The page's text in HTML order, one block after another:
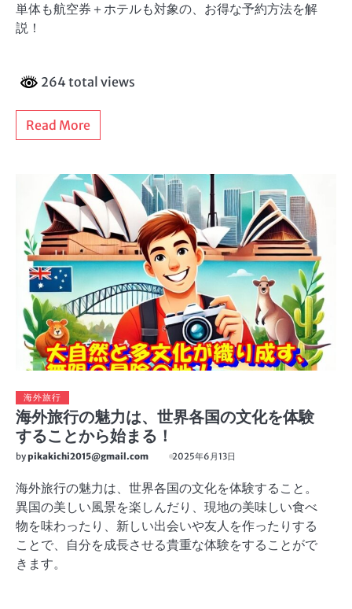
単体も航空券＋ホテルも対象の、お得な予約方法を解
説！
264 total views
Read More
海外旅行
海外旅行の魅力は、世界各国の文化を体験
することから始まる！
bypikakichi2015@gmail.com 2025年6月13日
海外旅行の魅力は、世界各国の文化を体験すること。
異国の美しい風景を楽しんだり、現地の美味しい食べ
物を味わったり、新しい出会いや友人を作ったりする
ことで、自分を成長させる貴重な体験をすることがで
きます。